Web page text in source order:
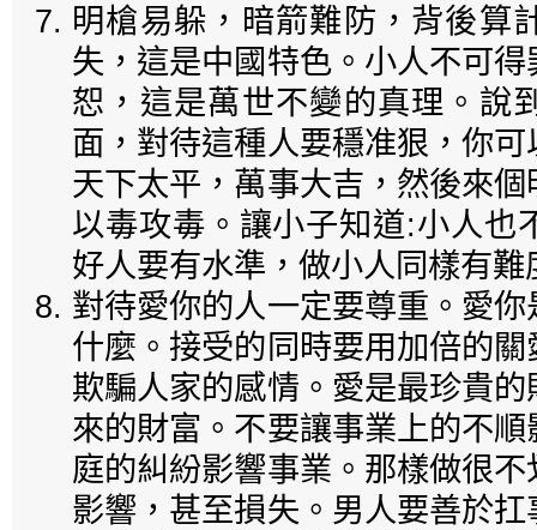
明槍易躲，暗箭難防，背後算
失，這是中國特色。小人不可
恕，這是萬世不變的真理。說
面，對待這種人要穩准狠，你
天下太平，萬事大吉，然後來
以毒攻毒。讓小子知道:小人也
好人要有水準，做小人同樣有難
對待愛你的人一定要尊重。愛
什麼。接受的同時要用加倍的
欺騙人家的感情。愛是最珍貴
來的財富。不要讓事業上的不
庭的糾紛影響事業。那樣做很
影響，甚至損失。男人要善於